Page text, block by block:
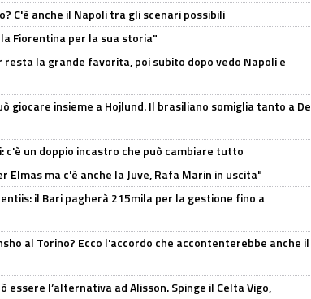
C'è anche il Napoli tra gli scenari possibili
Fiorentina per la sua storia"
resta la grande favorita, poi subito dopo vedo Napoli e
giocare insieme a Hojlund. Il brasiliano somiglia tanto a De
c'è un doppio incastro che può cambiare tutto
Elmas ma c'è anche la Juve, Rafa Marin in uscita"
il Bari pagherà 215mila per la gestione fino a
al Torino? Ecco l'accordo che accontenterebbe anche il
essere l’alternativa ad Alisson. Spinge il Celta Vigo,